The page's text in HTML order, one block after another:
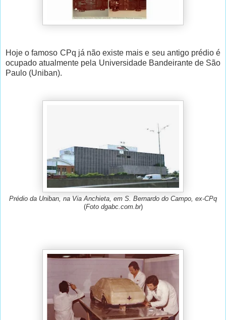
Hoje o famoso CPq já não existe mais e seu antigo prédio é
ocupado atualmente pela Universidade Bandeirante de São
Paulo (Uniban).
Prédio da Uniban, na Via Anchieta, em S. Bernardo do Campo, ex-CPq
(Foto dgabc.com.br)